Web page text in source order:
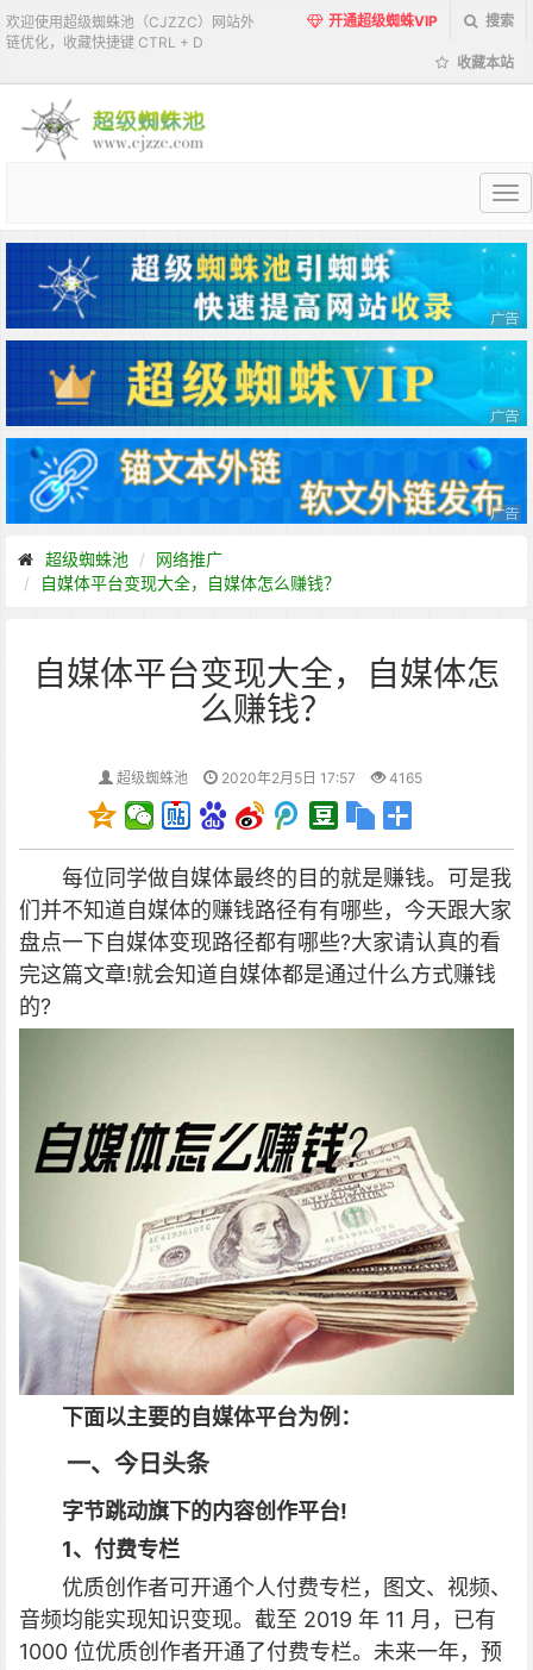
欢迎使用超级蜘蛛池（CJZZC）网站外
链优化，收藏快捷键 CTRL + D
开通超级蜘蛛VIP 搜索
收藏本站
超
蜘
蛛
池
超级蜘蛛池
网络推广
自媒体平台变现大全，自媒体怎么赚钱？
自媒体平台变现大全，自媒体怎
么赚钱？
超级蜘蛛池 2020年2月5日 17:57 4165
每位同学做自媒体最终的目的就是赚钱。 可是我
们并不知道自媒体的赚钱路径有有哪些，今天跟大家
盘点一下自媒体变现路径都有哪些?大家请认真的看
完这篇文章!就会知道自媒体都是通过什么方式赚钱
的?
下面以主要的自媒体平台为例：
一、今日头条
字节跳动旗下的内容创作平台!
1、付费专栏
优质创作者可开通个人付费专栏，图文、视频、
音频均能实现知识变现。截至 2019 年 11 月，已有
1000 位优质创作者开通了付费专栏。未来一年，预